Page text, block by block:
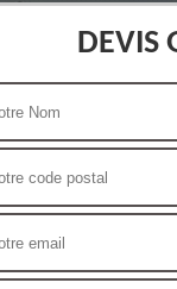
DEVIS